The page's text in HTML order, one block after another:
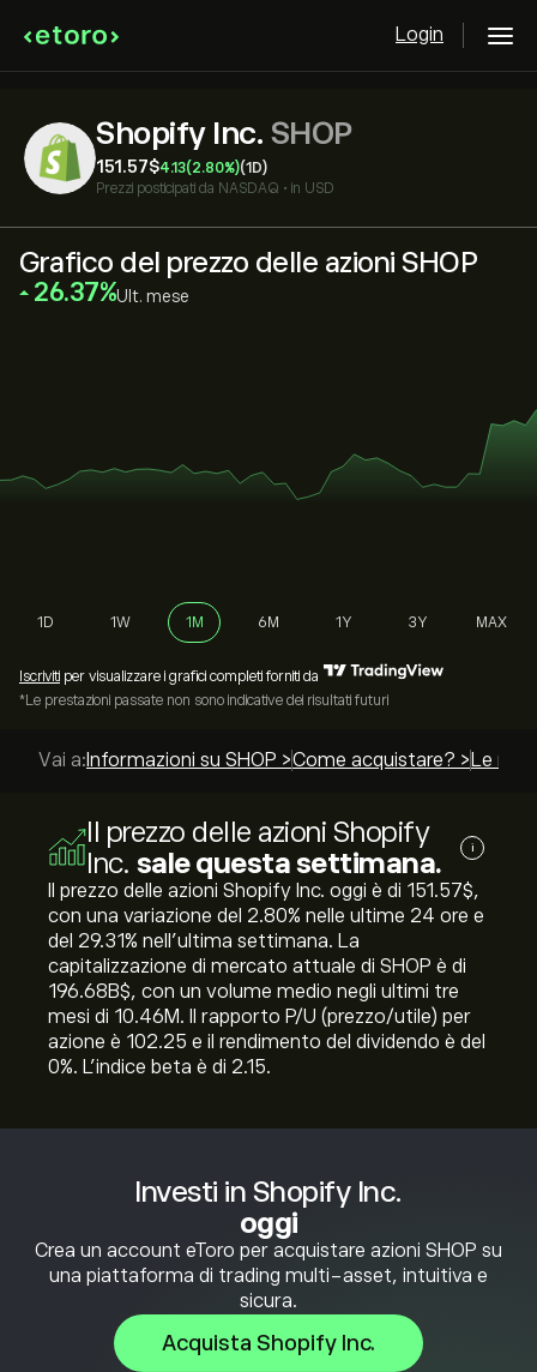
Login
Shopify Inc. SHOP
151.57‎$‎4.13(2.80%)(1D)
Prezzi posticipati da NASDAQ • in USD
Investi in Shopify Inc.
oggi
Crea un account eToro per acquistare azioni SHOP su
una piattaforma di trading multi-asset, intuitiva e
sicura.
Acquista Shopify Inc.
Grafico del prezzo delle azioni SHOP
‎26.37‎ Ult. mese
1D 1W 1M 6M 1Y 3Y MAX
Iscriviti per visualizzare i grafici completi forniti da
*Le prestazioni passate non sono indicative dei risultati futuri
Vai a: Informazioni su SHOP >Come acquistare? > Le
Il prezzo delle azioni Shopify
Inc. sale questa settimana. i
Il prezzo delle azioni Shopify Inc. oggi è di 151.57‎$‎,
con una variazione del ‎2.80‎% nelle ultime 24 ore e
del ‎29.31‎% nell'ultima settimana. La
capitalizzazione di mercato attuale di SHOP è di
196.68B‎$‎, con un volume medio negli ultimi tre
mesi di 10.46M. Il rapporto P/U (prezzo/utile) per
azione è 102.25 e il rendimento del dividendo è del
0%. L'indice beta è di 2.15.